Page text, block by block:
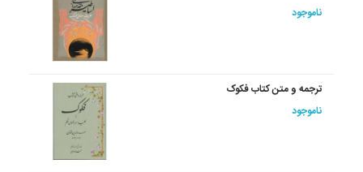
ناموجود
ترجمه و متن‏ کتاب‏ فکوک‏
ناموجود